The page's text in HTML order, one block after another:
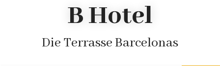
B Hotel
Die Terrasse Barcelonas